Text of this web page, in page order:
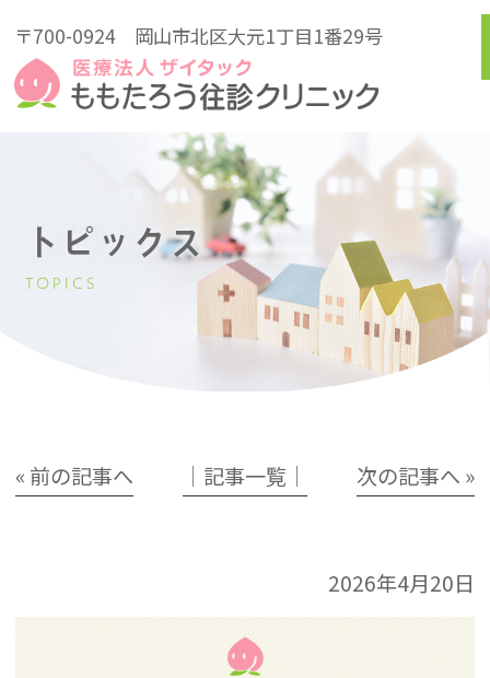
〒700-0924 岡山市北区大元1丁目1番29号
トピックス
TOPICS
« 前の記事へ │記事一覧│ 次の記事へ »
2026年4月20日